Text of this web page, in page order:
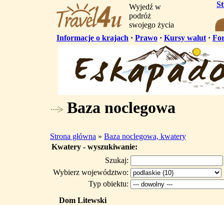
Wyjedź w
podróż
swojego życia
Informacje o krajach · Prawo · Kursy walut ·
Baza noclegowa
Strona główna » Baza noclegowa, kwatery
Kwatery - wyszukiwanie:
Szukaj:
Wybierz województwo:
Typ obiektu:
Dom Litewski